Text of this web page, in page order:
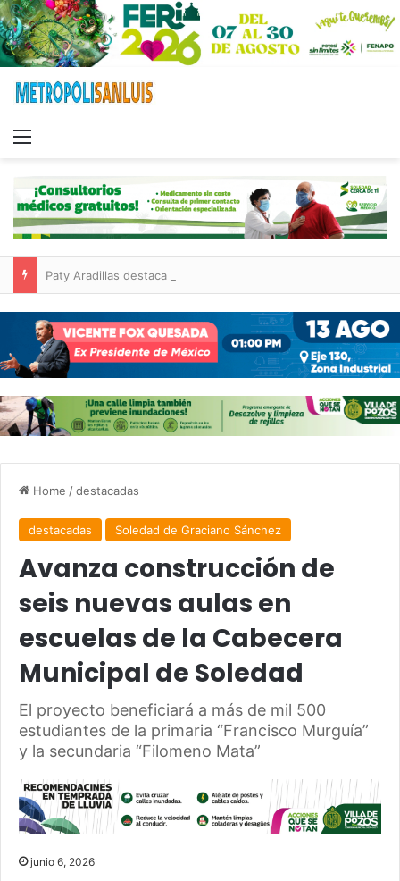
Home /destacadas
destacadas Soledad de Graciano Sánchez
Avanza construcción de
seis nuevas aulas en
escuelas de la Cabecera
Municipal de Soledad
El proyecto beneficiará a más de mil 500
estudiantes de la primaria “Francisco Murguía”
y la secundaria “Filomeno Mata”
junio 6, 2026